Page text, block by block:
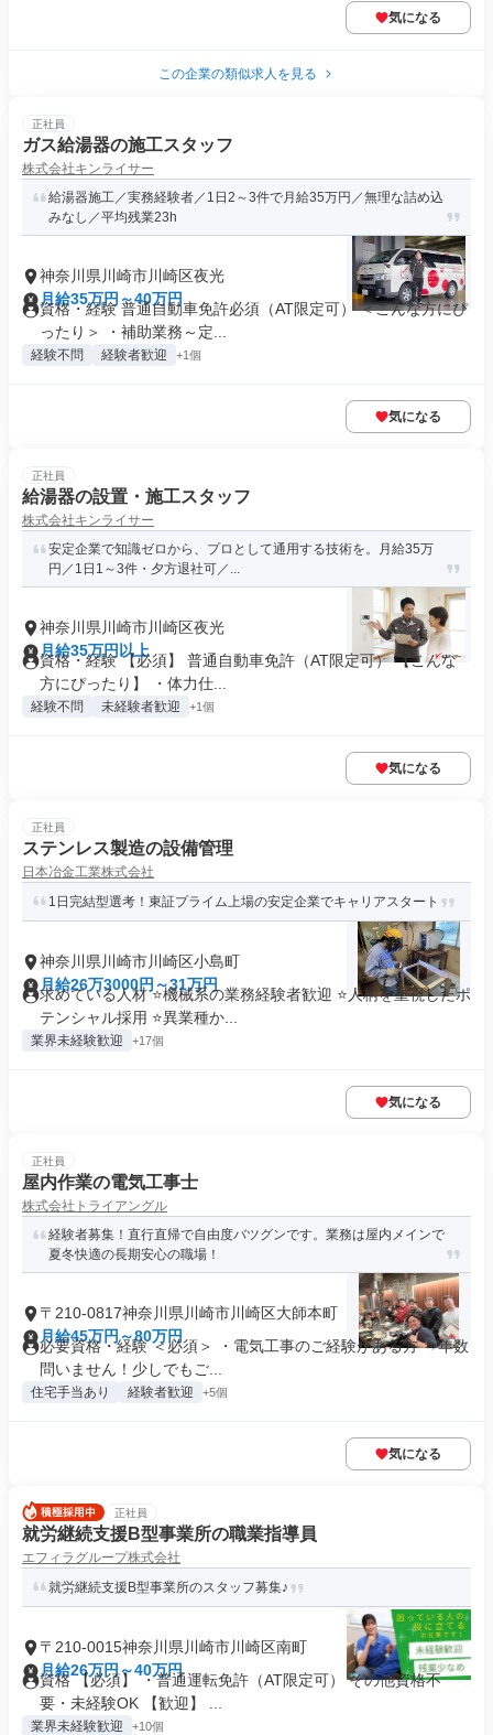
気になる
この企業の類似求人を見る
正社員
ガス給湯器の施工スタッフ
株式会社キンライサー
給湯器施工／実務経験者／1日2～3件で月給35万円／無理な詰め込
みなし／平均残業23h
神奈川県川崎市川崎区夜光
月給35万円～40万円
資格・経験 普通自動車免許必須（AT限定可） ＜こんな方にぴ
ったり＞ ・補助業務～定...
経験不問 経験者歓迎 +1個
気になる
正社員
給湯器の設置・施工スタッフ
株式会社キンライサー
安定企業で知識ゼロから、プロとして通用する技術を。月給35万
円／1日1～3件・夕方退社可／...
神奈川県川崎市川崎区夜光
月給35万円以上
資格・経験 【必須】 普通自動車免許（AT限定可） 【こんな
方にぴったり】 ・体力仕...
経験不問 未経験者歓迎 +1個
気になる
正社員
ステンレス製造の設備管理
日本冶金工業株式会社
1日完結型選考！東証プライム上場の安定企業でキャリアスタート
神奈川県川崎市川崎区小島町
月給26万3000円～31万円
求めている人材 ⭐機械系の業務経験者歓迎 ⭐人柄を重視したポ
テンシャル採用 ⭐異業種か...
業界未経験歓迎 +17個
気になる
正社員
屋内作業の電気工事士
株式会社トライアングル
経験者募集！直行直帰で自由度バツグンです。業務は屋内メインで
夏冬快適の長期安心の職場！
〒210-0817神奈川県川崎市川崎区大師本町
月給45万円～80万円
必要資格・経験 ＜必須＞ ・電気工事のご経験がある方 ⇒年数
問いません！少しでもご...
住宅手当あり 経験者歓迎 +5個
気になる
正社員
就労継続支援B型事業所の職業指導員
エフィラグループ株式会社
就労継続支援B型事業所のスタッフ募集♪
〒210-0015神奈川県川崎市川崎区南町
月給26万円～40万円
資格 【必須】 ・普通運転免許（AT限定可） その他資格不
要・未経験OK 【歓迎】 ...
業界未経験歓迎 +10個